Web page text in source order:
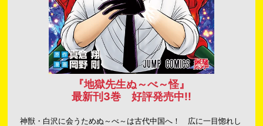
『地獄先生ぬ～べ～怪』
最新刊3巻 好評発売中!!
神獣・白沢に会うためぬ～べ～は古代中国へ！ 広に一目惚れし